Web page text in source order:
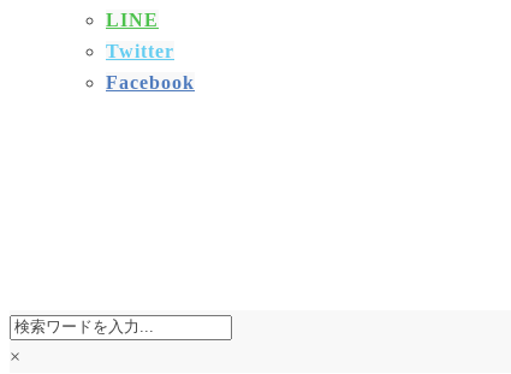
LINE
Twitter
Facebook
×